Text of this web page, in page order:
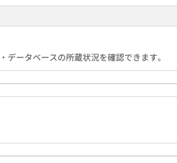
ータベースの所蔵状況を確認できます。